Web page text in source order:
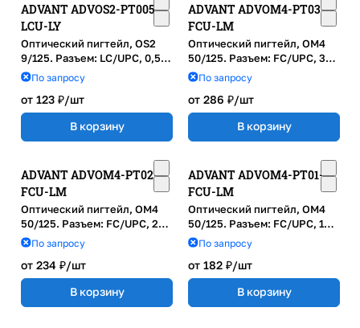
ADVANT ADVOS2-PT005-
LCU-LY
Оптический пигтейл, OS2
9/125. Разъем: LC/UPC, 0,5м,
LSZH, диаметр: 0.9м,
Желтый
По запросу
от 123 ₽/шт
В корзину
ADVANT ADVOM4-PT03-
FCU-LM
Оптический пигтейл, OM4
50/125. Разъем: FC/UPC, 3м,
LSZH, диаметр: 0.9м,
маджента
По запросу
от 286 ₽/шт
В корзину
ADVANT ADVOM4-PT02-
FCU-LM
Оптический пигтейл, OM4
50/125. Разъем: FC/UPC, 2м,
LSZH, диаметр: 0.9м,
маджента
По запросу
от 234 ₽/шт
В корзину
ADVANT ADVOM4-PT01-
FCU-LM
Оптический пигтейл, OM4
50/125. Разъем: FC/UPC, 1м,
LSZH, диаметр: 0.9м,
маджента
По запросу
от 182 ₽/шт
В корзину